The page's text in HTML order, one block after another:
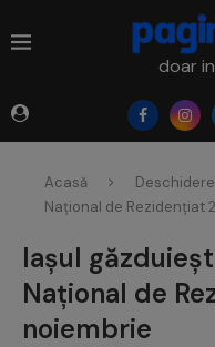
doar
Acasă Deschidere
Național de Rezidențiat
Iașul
Național de
noiembrie